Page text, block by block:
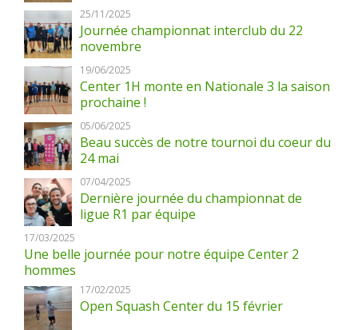
25/11/2025
Journée championnat interclub du 22
novembre
19/06/2025
Center 1H monte en Nationale 3 la saison
prochaine !
05/06/2025
Beau succès de notre tournoi du coeur du
24 mai
07/04/2025
Dernière journée du championnat de
ligue R1 par équipe
17/03/2025
Une belle journée pour notre équipe Center 2
hommes
17/02/2025
Open Squash Center du 15 février